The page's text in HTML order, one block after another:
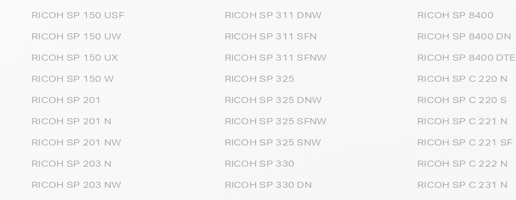
RICOH SP 150 USF
RICOH SP 150 UW
RICOH SP 150 UX
RICOH SP 150 W
RICOH SP 201
RICOH SP 201 N
RICOH SP 201 NW
RICOH SP 203 N
RICOH SP 203 NW
RICOH SP 311 DNW
RICOH SP 311 SFN
RICOH SP 311 SFNW
RICOH SP 325
RICOH SP 325 DNW
RICOH SP 325 SFNW
RICOH SP 325 SNW
RICOH SP 330
RICOH SP 330 DN
RICOH SP 8400
RICOH SP 8400 DN
RICOH SP 8400 DTE
RICOH SP C 220 N
RICOH SP C 220 S
RICOH SP C 221 N
RICOH SP C 221 SF
RICOH SP C 222 N
RICOH SP C 231 N